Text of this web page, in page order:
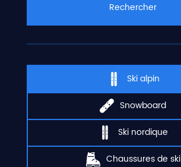
CONTACT
Rechercher
Ski alpin
Snowboard
Ski nordique
Chaussures de ski